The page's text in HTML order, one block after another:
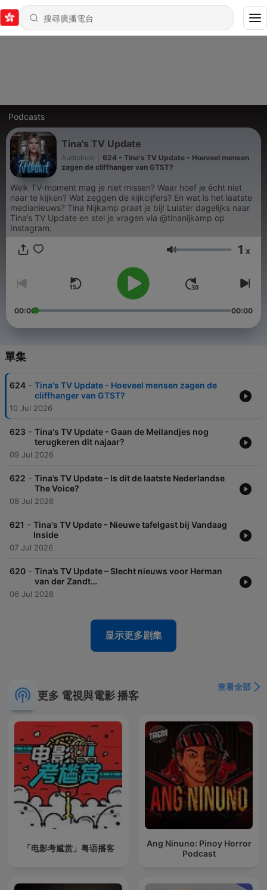
Podcasts
Tina's TV Update
Audiohuis
624 - Tina's TV Update - Hoeveel mensen
zagen de cliffhanger van GTST?
Welk TV-moment mag je niet missen? Waar hoef je écht niet
naar te kijken? Wat zeggen de kijkcijfers? En wat is het laatste
medianieuws? Tina Nijkamp praat je bij! Luister dagelijks naar
Tina’s TV Update en stel je vragen via @tinanijkamp op
Instagram.
音量 1 x
00:00 00:00
單集
624 - Tina's TV Update - Hoeveel mensen zagen de
cliffhanger van GTST?
10 Jul 2026
623 - Tina's TV Update - Gaan de Meilandjes nog
terugkeren dit najaar?
09 Jul 2026
622 - Tina’s TV Update – Is dit de laatste Nederlandse
The Voice?
08 Jul 2026
621 - Tina's TV Update - Nieuwe tafelgast bij Vandaag
Inside
07 Jul 2026
620 - Tina’s TV Update – Slecht nieuws voor Herman
van der Zandt…
06 Jul 2026
显示更多剧集
更多 電視與電影 播客
查看全部
「电影考尴赏」粤语播客
Ang Ninuno: Pinoy Horror
Podcast